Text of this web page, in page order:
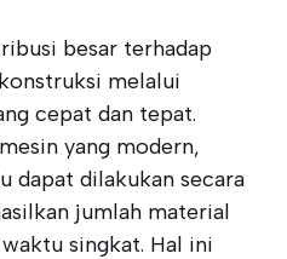
besar terhadap
melalui
cepat dan tepat.
yang modern,
dapat dilakukan secara
jumlah material
singkat. Hal ini